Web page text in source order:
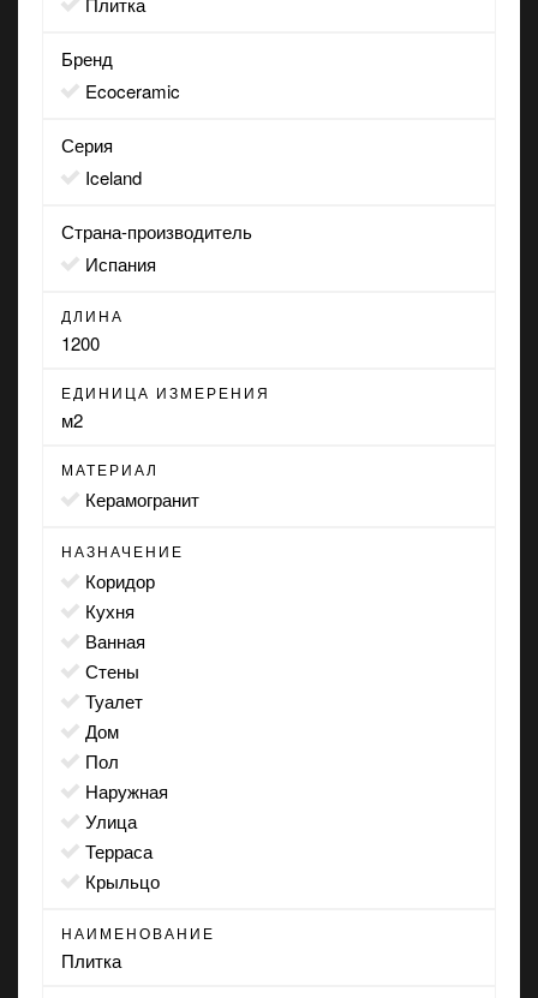
Бренд
Ecoceramic
Серия
Iceland
Страна-производитель
Испания
ДЛИНА
1200
ЕДИНИЦА ИЗМЕРЕНИЯ
м2
МАТЕРИАЛ
Керамогранит
НАЗНАЧЕНИЕ
коридор
кухня
ванная
стены
туалет
дом
пол
наружная
улица
терраса
крыльцо
НАИМЕНОВАНИЕ
Плитка